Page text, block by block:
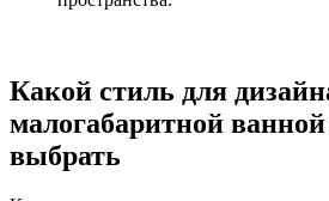
Какой стиль для
малогабаритной
выбрать